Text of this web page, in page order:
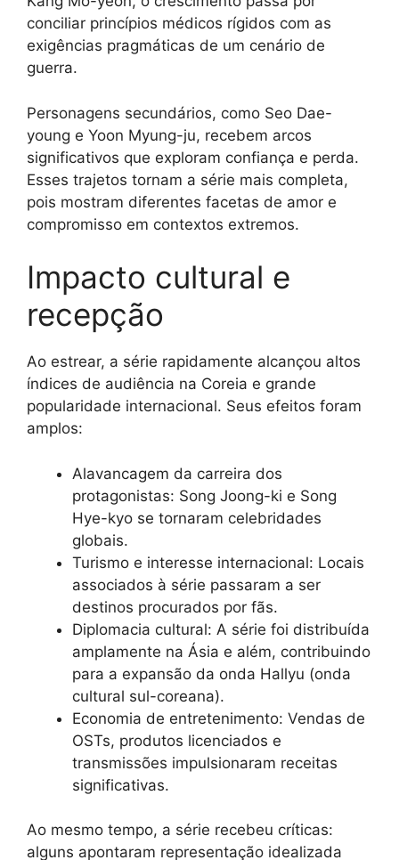
conciliar princípios médicos rígidos com as
exigências pragmáticas de um cenário de
guerra.
Personagens secundários, como Seo Dae-
young e Yoon Myung-ju, recebem arcos
significativos que exploram confiança e perda.
Esses trajetos tornam a série mais completa,
pois mostram diferentes facetas de amor e
compromisso em contextos extremos.
Impacto cultural e
recepção
Ao estrear, a série rapidamente alcançou altos
índices de audiência na Coreia e grande
popularidade internacional. Seus efeitos foram
amplos:
Alavancagem da carreira dos
protagonistas: Song Joong-ki e Song
Hye-kyo se tornaram celebridades
globais.
Turismo e interesse internacional: Locais
associados à série passaram a ser
destinos procurados por fãs.
Diplomacia cultural: A série foi distribuída
amplamente na Ásia e além, contribuindo
para a expansão da onda Hallyu (onda
cultural sul-coreana).
Economia de entretenimento: Vendas de
OSTs, produtos licenciados e
transmissões impulsionaram receitas
significativas.
Ao mesmo tempo, a série recebeu críticas:
alguns apontaram representação idealizada